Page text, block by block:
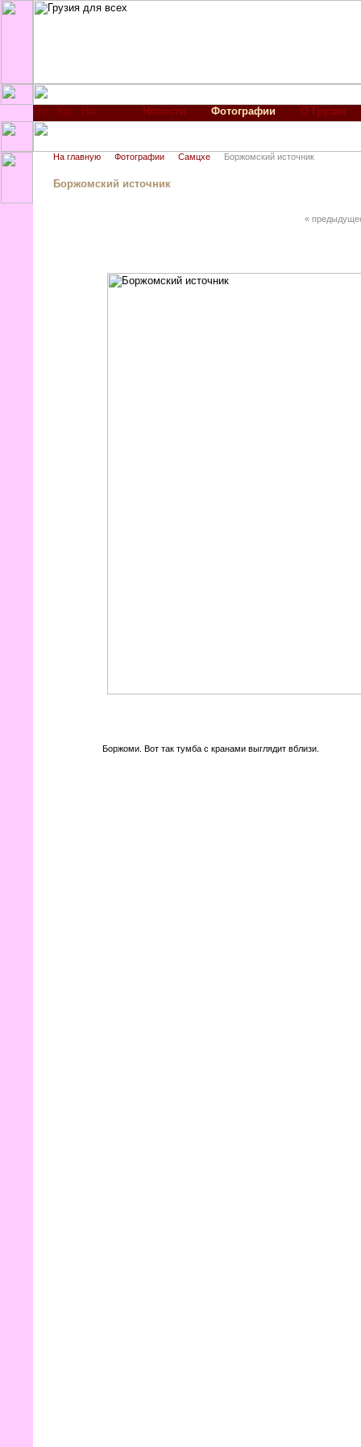
Новости Фотографии О Грузии
На главную Фотографии Самцхе Боржомский источник
Боржомский источник
«
Боржоми. Вот так тумба с кранами выглядит вблизи.